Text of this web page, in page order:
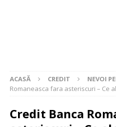
ACASĂ CREDIT NEVOI
Romaneasca fara asteriscuri – Ce
Credit Banca